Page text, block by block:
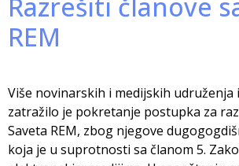
Razrešiti članove
REM
Više novinarskih i medijskih udruženja
zatražilo je pokretanje postupka za
Saveta REM, zbog njegove
koja je u suprotnosti sa članom 5.